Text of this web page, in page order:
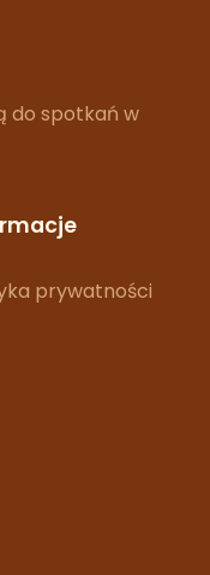
do spotkań w
prywatności